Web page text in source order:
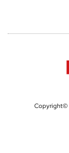
Copyright©